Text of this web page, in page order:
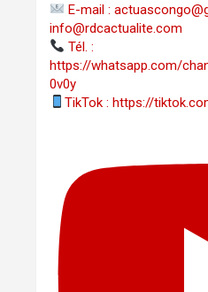
E-mail :
info@rdcactualite.com
Tél. : ‪‪‪‪‪‪‪‪‪‪‪‪‪‪‪‪‪‪‪‪‪‪‪‪‪‪‪‪‪‪‪‪
https://whatsapp.com/
0v0y
TikTok : https://